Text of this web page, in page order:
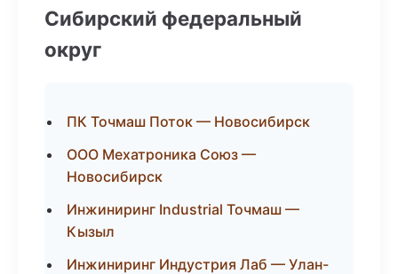
Сибирский федеральный
округ
ПК Точмаш Поток — Новосибирск
ООО Мехатроника Союз —
Новосибирск
Инжиниринг Industrial Точмаш —
Кызыл
Инжиниринг Индустрия Лаб — Улан-